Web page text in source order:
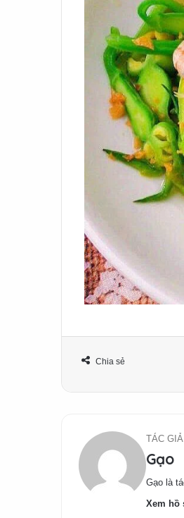
Chia sẻ
TÁC GIẢ
Gạo
Gạo là
Xem hồ